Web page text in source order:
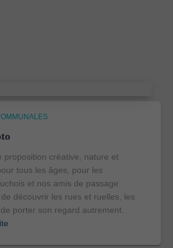
proposition créative, nature et
tous les âges, pour les
et nos amis de passage :
de découvrir les rues et ruelles, les
porter son regard autrement.